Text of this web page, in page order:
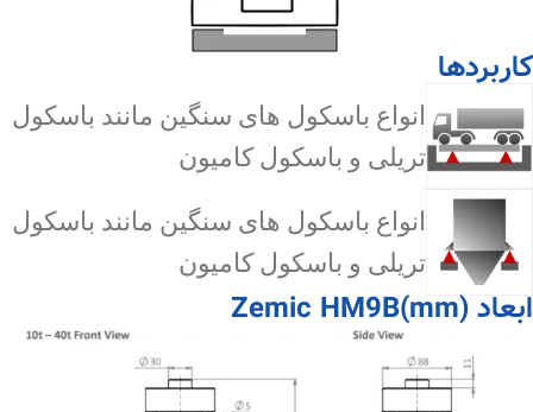
کاربردها
انواع باسکول های سنگین مانند باسکول
تریلی و باسکول کامیون
انواع باسکول های سنگین مانند باسکول
تریلی و باسکول کامیون
ابعاد Zemic HM9B(mm)